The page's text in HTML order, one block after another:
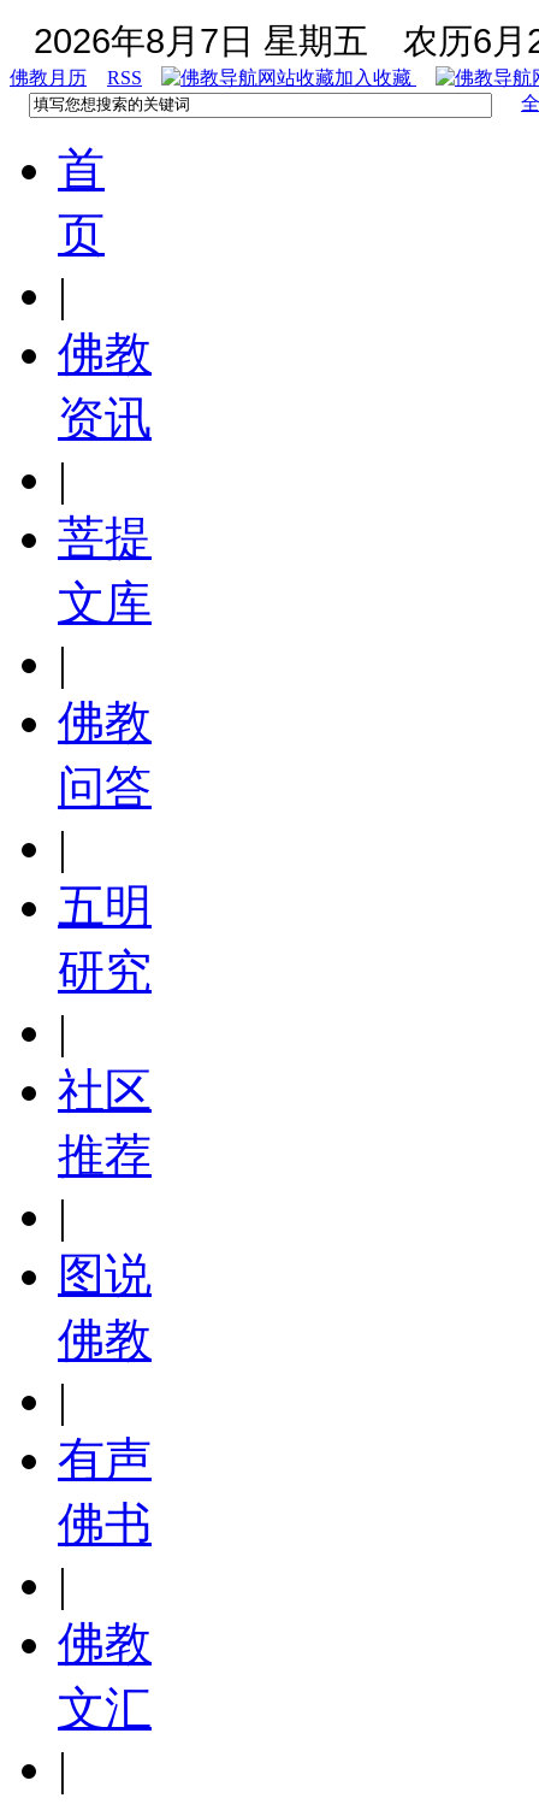
2026年8月7日 星期五 农历6月
佛教月历 RSS
加入收藏
首
页
|
佛教
资讯
|
菩提
文库
|
佛教
问答
|
五明
研究
|
社区
推荐
|
图说
佛教
|
有声
佛书
|
佛教
文汇
|